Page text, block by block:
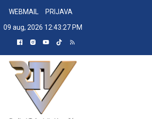
WEBMAIL
PRIJAVA
09 aug, 2026 12:43:28 PM